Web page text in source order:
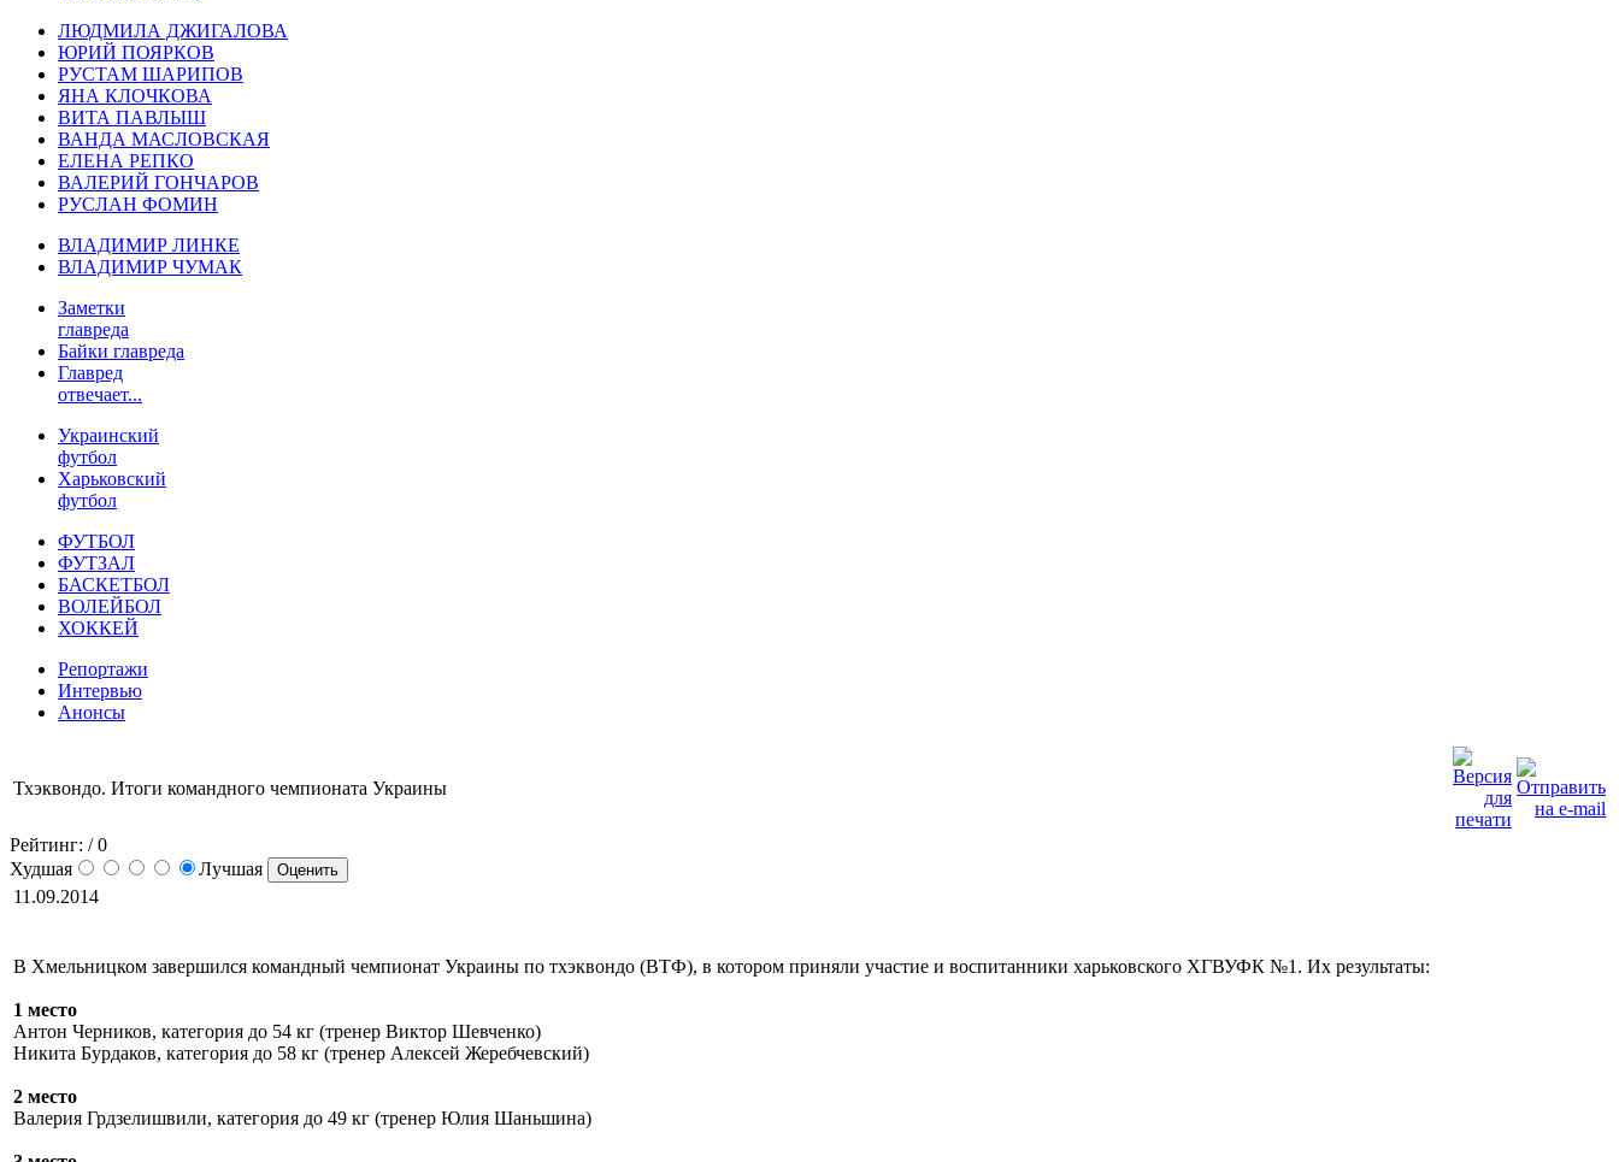
ЛЮДМИЛА ДЖИГАЛОВА
ЮРИЙ ПОЯРКОВ
РУСТАМ ШАРИПОВ
ЯНА КЛОЧКОВА
ВИТА ПАВЛЫШ
ВАНДА МАСЛОВСКАЯ
ЕЛЕНА РЕПКО
ВАЛЕРИЙ ГОНЧАРОВ
РУСЛАН ФОМИН
ВЛАДИМИР ЛИНКЕ
ВЛАДИМИР ЧУМАК
Заметки
главреда
Байки главреда
Главред
отвечает...
Украинский
футбол
Харьковский
футбол
ФУТБОЛ
ФУТЗАЛ
БАСКЕТБОЛ
ВОЛЕЙБОЛ
ХОККЕЙ
Репортажи
Интервью
Анонсы
Тхэквондо. Итоги командного чемпионата Украины
Рейтинг: / 0
Худшая
Лучшая
11.09.2014
В Хмельницком завершился командный чемпионат Украины по тхэквондо (ВТФ), в котором приняли участие и воспитанники харьковского ХГВУФК №1. Их результаты:
1 место
Антон Черников, категория до 54 кг (тренер Виктор Шевченко)
Никита Бурдаков, категория до 58 кг (тренер Алексей Жеребчевский)
2 место
Валерия Грдзелишвили, категория до 49 кг (тренер Юлия Шаньшина)